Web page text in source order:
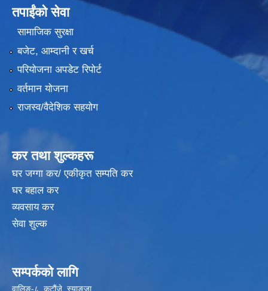
तपाईंको सेवा
सामाजिक सुरक्षा
बजेट, आम्दानी र खर्च
परियोजना अपडेट रिपोर्ट
वर्तमान योजना
राजस्व/वैदेशिक सहयोग
कर तथा शुल्कहरू
घर जग्गा कर/ एकीकृत सम्पति कर
घर बहाल कर
व्यवसाय कर
सेवा शुल्क
सम्पर्कको लागि
वालिङ-८, कटौंजे, स्याङ्जा